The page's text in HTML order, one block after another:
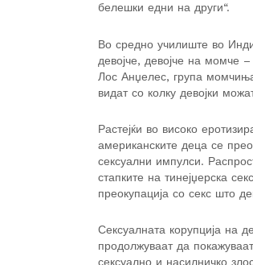
белешки едни на други“.
Во средно училиште во
девојче, девојче на момче
Лос Анџелес, група
видат со колку девојки
Растејќи во високо
американските деца се
сексуални импулси.
стапките на тинејџерска
преокупација со секс што
Сексуалната корупција на
продолжуваат да
сексуално и насилничко